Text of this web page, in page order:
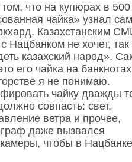
что на купюрах в 500
чайка» узнал сам
Казахстанским
Нацбанком не хочет, так
казахский народ».
его чайка на
я не понимаю.
чайку дважды
совпасть: свет,
ветра и прочее,
даже вызвался
чтобы в Нацбанке